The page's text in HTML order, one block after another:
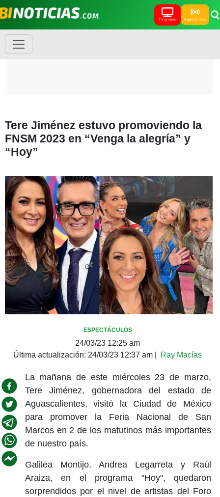
TV en vivo Radio en vivo
Tere Jiménez estuvo promoviendo la
FNSM 2023 en “Venga la alegría” y
“Hoy”
ESPECTÁCULOS
24/03/23 12:25 am
Última actualización: 24/03/23 12:37 am Ray Macías
La mañana de este miércoles 23 de marzo,
Tere Jiménez, gobernadora del estado de
Aguascalientes, visitó la Ciudad de México
para promover la Feria Nacional de San
Marcos en 2 de los matutinos más importantes
de nuestro país.
Galilea Montijo, Andrea Legarreta y Raúl
Araiza, en el programa "Hoy", quedaron
sorprendidos por el nivel de artistas del Foro